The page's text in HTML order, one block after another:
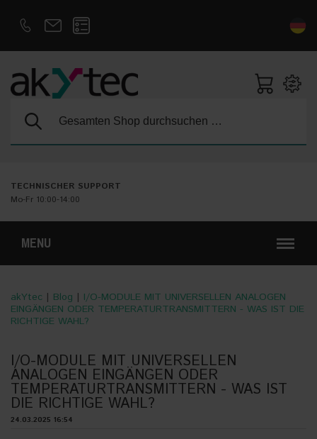
Suche:
TECHNISCHER SUPPORT
Mo-Fr 10:00-14:00
MENU
akYtec | Blog | I/O-MODULE MIT UNIVERSELLEN ANALOGEN
EINGÄNGEN ODER TEMPERATURTRANSMITTERN - WAS IST DIE
RICHTIGE WAHL?
I/O-MODULE MIT UNIVERSELLEN
ANALOGEN EINGÄNGEN ODER
TEMPERATURTRANSMITTERN - WAS IST
DIE RICHTIGE WAHL?
24.03.2025 16:54